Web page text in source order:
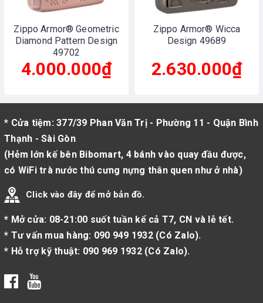
Zippo Armor® Geometric
Diamond Pattern Design
49702
4.000.000₫
Zippo Armor® Wicca
Design 49689
2.630.000₫
* Cửa tiệm: 377/39 Phan Văn Trị - Phường 11 - Quận Bình
Thạnh - Sài Gòn
(Hẻm lớn kế bên Bibomart, 4 bánh vào quay đầu được,
có WiFi trà nước thú cưng nựng thân quen như ở nhà)
Click vào đây để mở bản đồ.
* Mở cửa: 08-21:00 suốt tuần kể cả T7, CN và lễ tết.
* Tư vấn mua hàng: 090 949 1932(Có Zalo).
* Hỗ trợ kỹ thuật: 090 969 1932(Có Zalo).